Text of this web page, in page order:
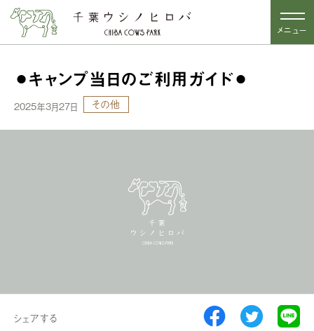
メニュー
⚫︎キャンプ当日のご利用ガイド⚫︎
2025年3月27日 その他
シェアする